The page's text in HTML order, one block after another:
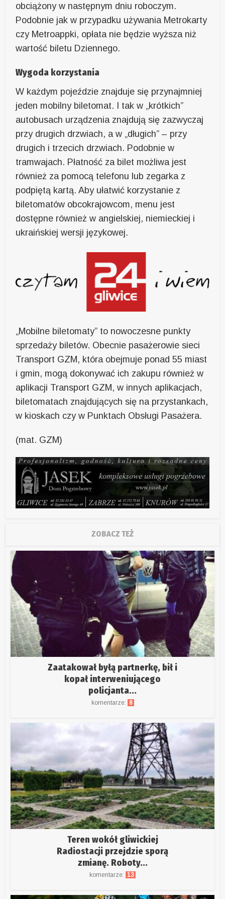
obciążony w następnym dniu roboczym.
Podobnie jak w przypadku używania Metrokarty
czy Metroappki, opłata nie będzie wyższa niż
wartość biletu Dziennego.
Wygoda korzystania
W każdym pojeździe znajduje się przynajmniej
jeden mobilny biletomat. I tak w „krótkich”
autobusach urządzenia znajdują się zazwyczaj
przy drugich drzwiach, a w „długich” – przy
drugich i trzecich drzwiach. Podobnie w
tramwajach. Płatność za bilet możliwa jest
również za pomocą telefonu lub zegarka z
podpiętą kartą. Aby ułatwić korzystanie z
biletomatów obcokrajowcom, menu jest
dostępne również w angielskiej, niemieckiej i
ukraińskiej wersji językowej.
„Mobilne biletomaty” to nowoczesne punkty
sprzedaży biletów. Obecnie pasażerowie sieci
Transport GZM, która obejmuje ponad 55 miast
i gmin, mogą dokonywać ich zakupu również w
aplikacji Transport GZM, w innych aplikacjach,
biletomatach znajdujących się na przystankach,
w kioskach czy w Punktach Obsługi Pasażera.
(mat. GZM)
ZOBACZ TEŻ
Zaatakował byłą partnerkę, bił i
kopał interweniującego
policjanta...
komentarze: 8
Teren wokół gliwickiej
Radiostacji przejdzie sporą
zmianę. Roboty...
komentarze: 13